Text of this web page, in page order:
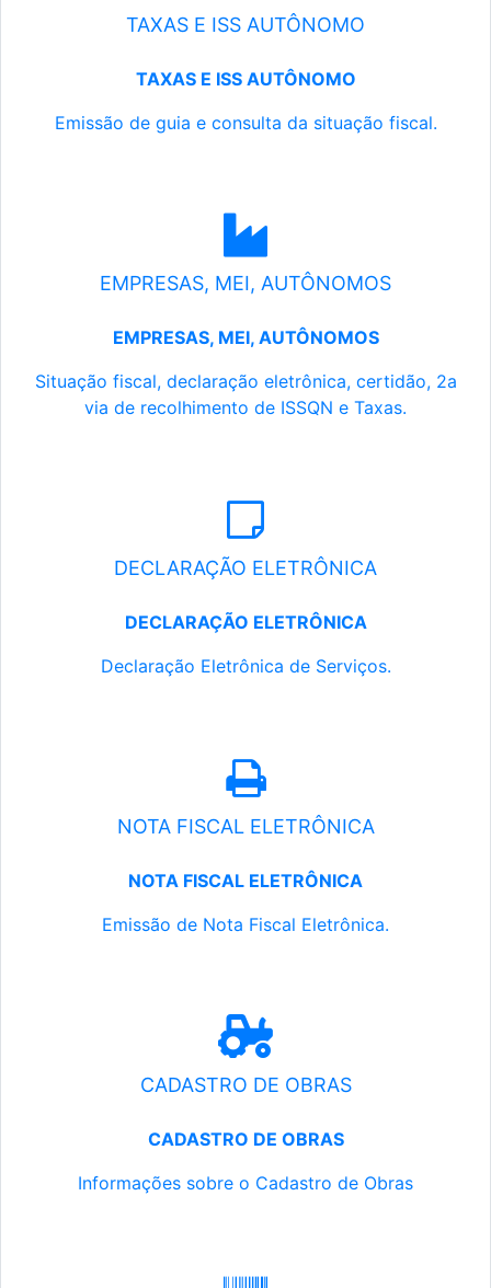
TAXAS E ISS AUTÔNOMO
TAXAS E ISS AUTÔNOMO
Emissão de guia e consulta da situação fiscal.
EMPRESAS, MEI, AUTÔNOMOS
EMPRESAS, MEI, AUTÔNOMOS
Situação fiscal, declaração eletrônica, certidão, 2a
via de recolhimento de ISSQN e Taxas.
DECLARAÇÃO ELETRÔNICA
DECLARAÇÃO ELETRÔNICA
Declaração Eletrônica de Serviços.
NOTA FISCAL ELETRÔNICA
NOTA FISCAL ELETRÔNICA
Emissão de Nota Fiscal Eletrônica.
CADASTRO DE OBRAS
CADASTRO DE OBRAS
Informações sobre o Cadastro de Obras